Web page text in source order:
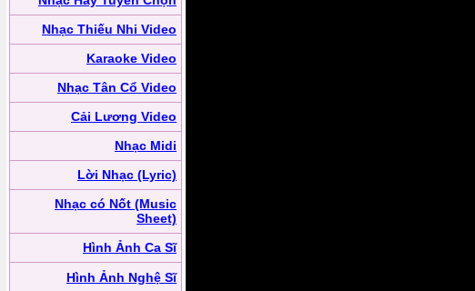
Nhạc Thiếu Nhi Video
Karaoke Video
Nhạc Tân Cổ Video
Cải Lương Video
Nhạc Midi
Lời Nhạc (Lyric)
Nhạc có Nốt (Music
Sheet)
Hình Ảnh Ca Sĩ
Hình Ảnh Nghệ Sĩ